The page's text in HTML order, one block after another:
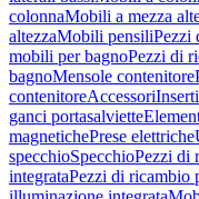
colonnaMobili a mezza
altezzaMobili pensiliPezzi
mobili per bagnoPezzi di
bagnoMensole contenitore
contenitoreAccessori
ganci portasalviette
magnetichePrese elettriche
specchioSpecchioPezzi di
integrataPezzi di ricambio